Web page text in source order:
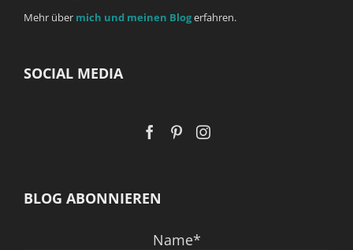
Mehr über mich und meinen Blogerfahren.
SOCIAL MEDIA
BLOG ABONNIEREN
Name*